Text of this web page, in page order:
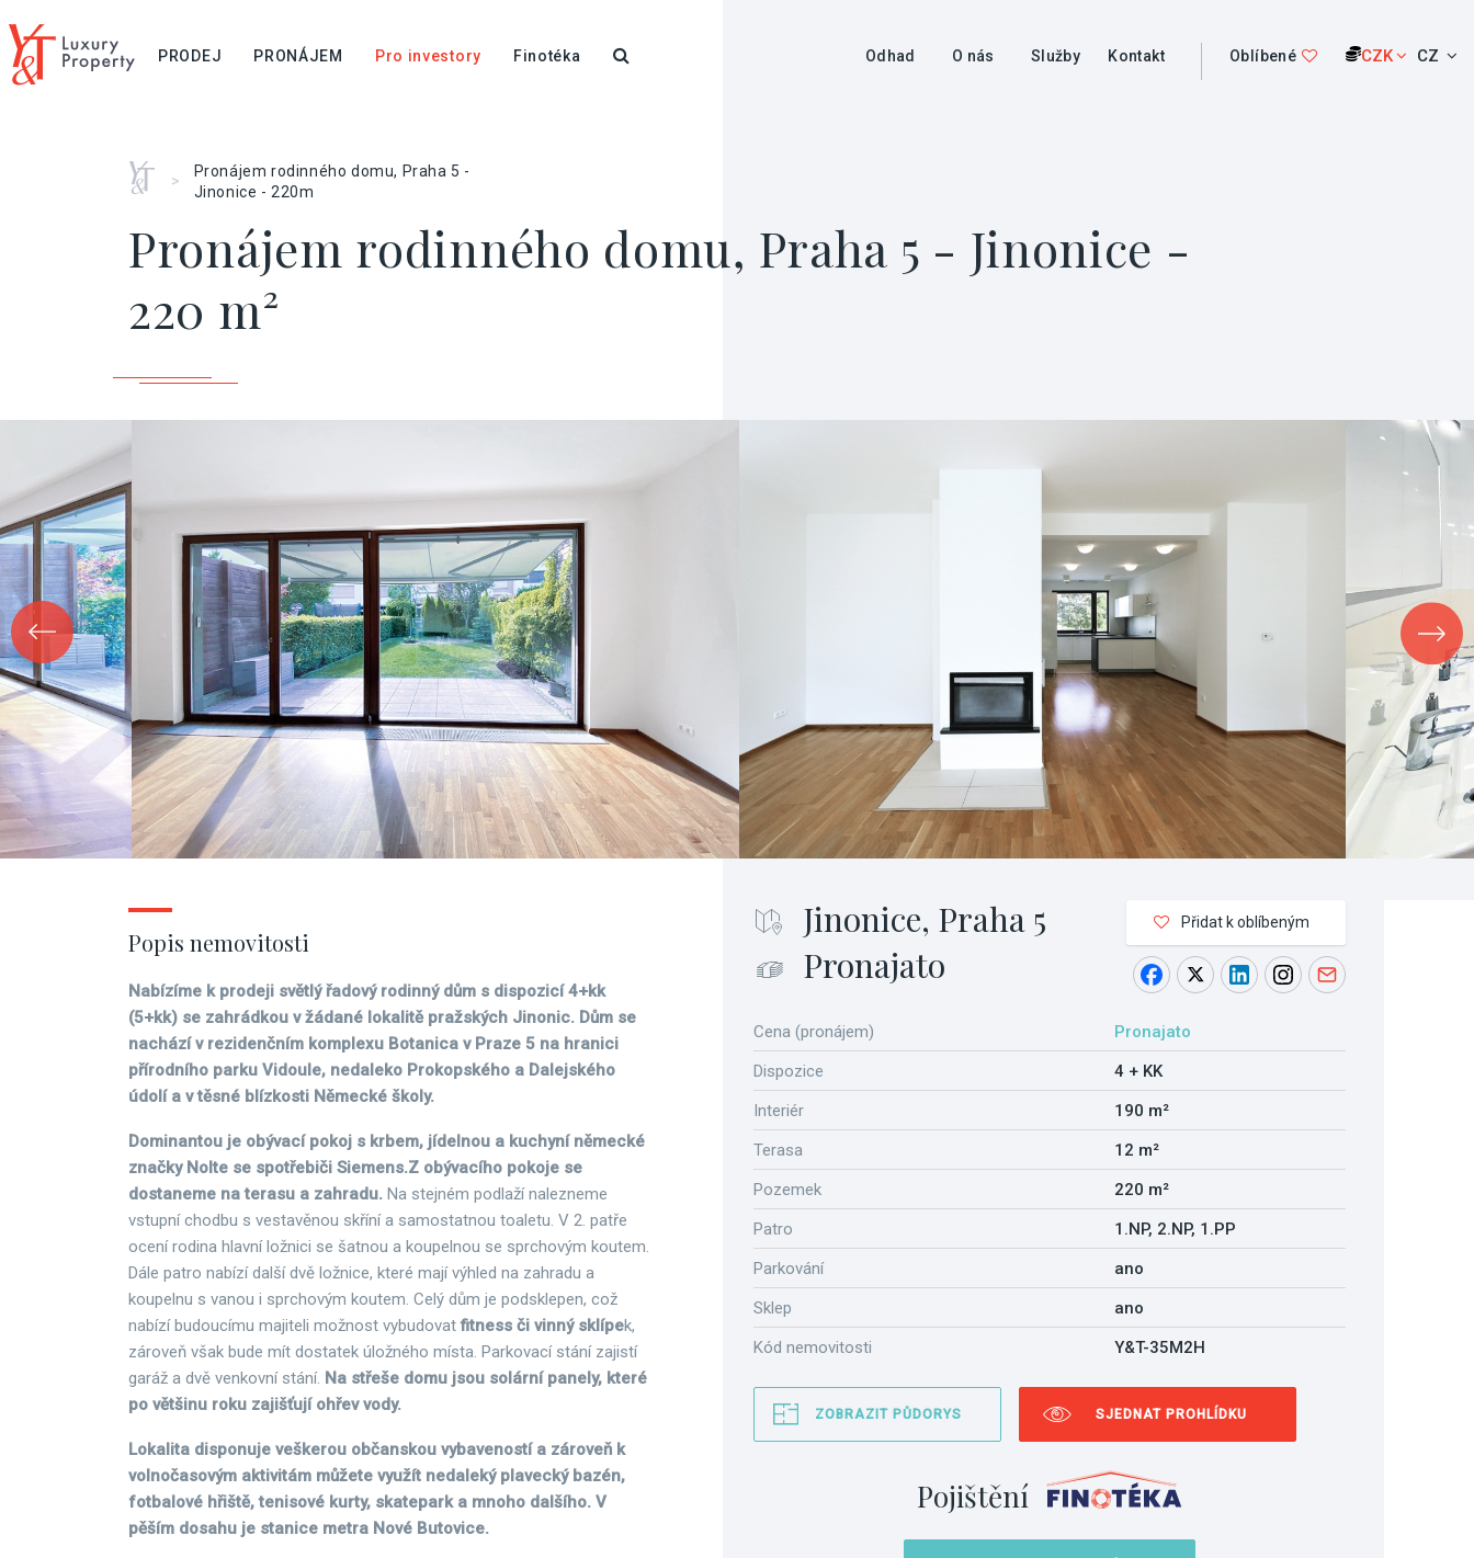
PRODEJ PRONÁJEM Pro investory Finotéka Odhad O nás Služby Kontakt Oblíbené CZK CZ
Home
>
Pronájem rodinného domu, Praha 5 -
Jinonice - 220m
Pronájem rodinného domu, Praha 5 - Jinonice -
220 m²
Jinonice, Praha 5
Pronajato
Přidat k oblíbeným
Cena (pronájem)
Pronajato
Dispozice
4 + KK
Interiér
190 m²
Terasa
12 m²
Pozemek
220 m²
Patro
1.NP, 2.NP, 1.PP
Parkování
ano
Sklep
ano
Kód nemovitosti
Y&T-35M2H
ZOBRAZIT PŮDORYS SJEDNAT PROHLÍDKU
Pojištění
Popis nemovitosti
Nabízíme k prodeji světlý řadový rodinný dům s dispozicí 4+kk
(5+kk) se zahrádkou v žádané lokalitě pražských Jinonic. Dům se
nachází v rezidenčním komplexu Botanica v Praze 5 na hranici
přírodního parku Vidoule, nedaleko Prokopského a Dalejského
údolí a v těsné blízkosti Německé školy.
Dominantou je obývací pokoj s krbem, jídelnou a kuchyní německé
značky Nolte se spotřebiči Siemens.Z obývacího pokoje se
dostaneme na terasu a zahradu. Na stejném podlaží nalezneme
vstupní chodbu s vestavěnou skříní a samostatnou toaletu. V 2. patře
ocení rodina hlavní ložnici se šatnou a koupelnou se sprchovým koutem.
Dále patro nabízí další dvě ložnice, které mají výhled na zahradu a
koupelnu s vanou i sprchovým koutem. Celý dům je podsklepen, což
nabízí budoucímu majiteli možnost vybudovatfitness či vinný sklípek,
zároveň však bude mít dostatek úložného místa. Parkovací stání zajistí
garáž a dvě venkovní stání. Na střeše domu jsou solární panely, které
po většinu roku zajišťují ohřev vody.
Lokalita disponuje veškerou občanskou vybaveností a zároveň k
volnočasovým aktivitám můžete využít nedaleký plavecký bazén,
fotbalové hřiště, tenisové kurty, skatepark a mnoho dalšího. V
pěším dosahu je stanice metra Nové Butovice.